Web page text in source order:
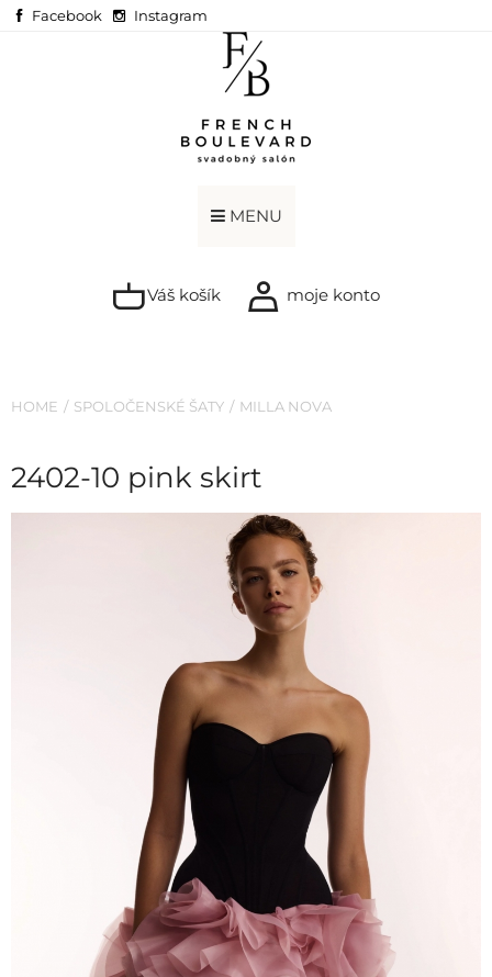
Facebook Instagram
MENU
Váš košík moje konto
HOME SPOLOČENSKÉ ŠATY MILLA NOVA
2402-10 pink skirt